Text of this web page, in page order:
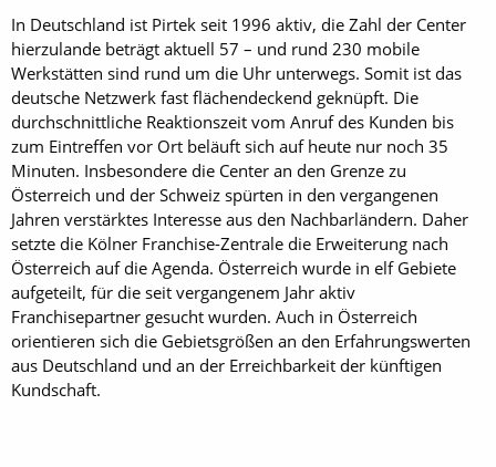
In Deutschland ist Pirtek seit 1996 aktiv, die Zahl der Center
hierzulande beträgt aktuell 57 – und rund 230 mobile
Werkstätten sind rund um die Uhr unterwegs. Somit ist das
deutsche Netzwerk fast flächendeckend geknüpft. Die
durchschnittliche Reaktionszeit vom Anruf des Kunden bis
zum Eintreffen vor Ort beläuft sich auf heute nur noch 35
Minuten. Insbesondere die Center an den Grenze zu
Österreich und der Schweiz spürten in den vergangenen
Jahren verstärktes Interesse aus den Nachbarländern. Daher
setzte die Kölner Franchise-Zentrale die Erweiterung nach
Österreich auf die Agenda. Österreich wurde in elf Gebiete
aufgeteilt, für die seit vergangenem Jahr aktiv
Franchisepartner gesucht wurden. Auch in Österreich
orientieren sich die Gebietsgrößen an den Erfahrungswerten
aus Deutschland und an der Erreichbarkeit der künftigen
Kundschaft.